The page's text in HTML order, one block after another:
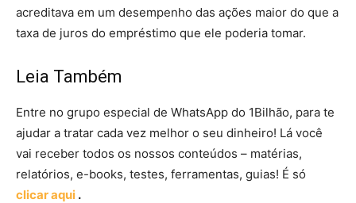
acreditava em um desempenho das ações maior do que a
taxa de juros do empréstimo que ele poderia tomar.
Leia Também
Entre no grupo especial de WhatsApp do 1Bilhão, para te
ajudar a tratar cada vez melhor o seu dinheiro! Lá você
vai receber todos os nossos conteúdos – matérias,
relatórios, e-books, testes, ferramentas, guias! É só
clicar aqui .